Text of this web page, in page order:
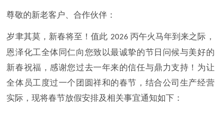
尊敬的新老客户、合作伙伴：
岁聿其莫，新春将至！值此 2026 丙午火马年到来之际，
恩泽化工全体同仁向您致以最诚挚的节日问候与美好的
新春祝福，感谢您过去一年来的信任与鼎力支持！为让
全体员工度过一个团圆祥和的春节，结合公司生产经营
实际，现将春节放假安排及相关事宜通知如下：